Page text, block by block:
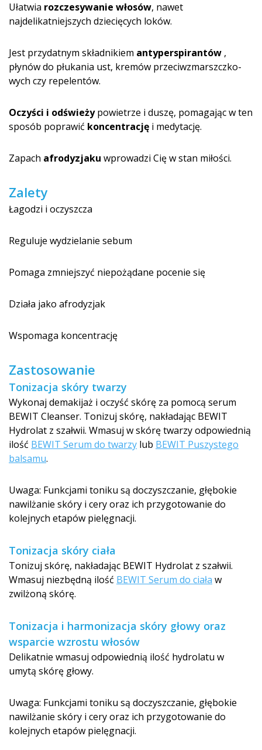
Ułatwia rozczesywanie włosów, nawet
najdelikatniejszych dziecięcych loków.
Jest przydatnym składnikiem antyperspirantów ,
płynów do płukania ust, kremów przeciwzmarszczko­
wych czy repelentów.
Oczyści i odświeżypowietrze i duszę, pomagając w ten
sposób poprawić koncentrację i medytację.
Zapach afrodyzjaku wprowadzi Cię w stan miłości.
Zalety
Łagodzi i oczyszcza
Reguluje wydzielanie sebum
Pomaga zmniejszyć niepożądane pocenie się
Działa jako afrodyzjak
Wspomaga koncentrację
Zastosowanie
Tonizacja skóry twarzy
Wykonaj demakijaż i oczyść skórę za pomocą serum
BEWIT Cleanser. Tonizuj skórę, nakładając BEWIT
Hydrolat z szałwii. Wmasuj w skórę twarzy odpowiednią
ilość BEWIT Serum do twarzy lub BEWIT Puszystego
balsamu.
Uwaga: Funkcjami toniku są doczyszczanie, głębokie
nawilżanie skóry i cery oraz ich przygotowanie do
kolejnych etapów pielęgnacji.
Tonizacja skóry ciała
Tonizuj skórę, nakładając BEWIT Hydrolat z szałwii.
Wmasuj niezbędną ilość BEWIT Serum do ciała w
zwilżoną skórę.
Tonizacja i harmonizacja skóry głowy oraz
wsparcie wzrostu włosów
Delikatnie wmasuj odpowiednią ilość hydrolatu w
umytą skórę głowy.
Uwaga: Funkcjami toniku są doczyszczanie, głębokie
nawilżanie skóry i cery oraz ich przygotowanie do
kolejnych etapów pielęgnacji.